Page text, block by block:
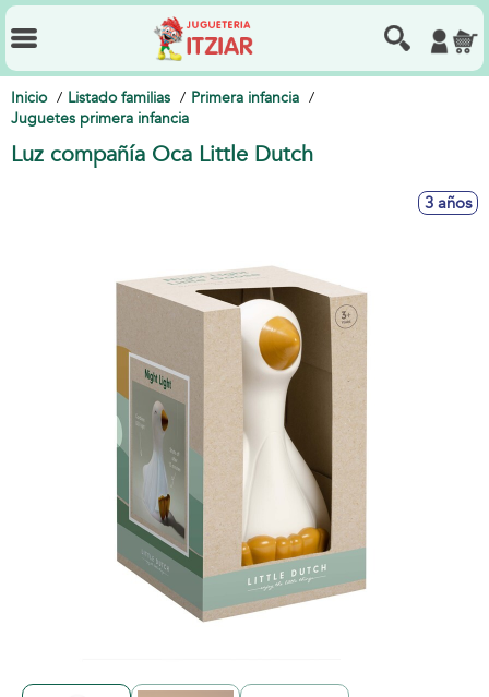
Inicio Listado familias
Primera infancia
Juguetes primera infancia
Luz compañía Oca Little Dutch
3 años